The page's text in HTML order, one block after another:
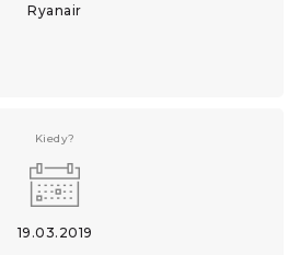
Ryanair
Kiedy?
19.03.2019